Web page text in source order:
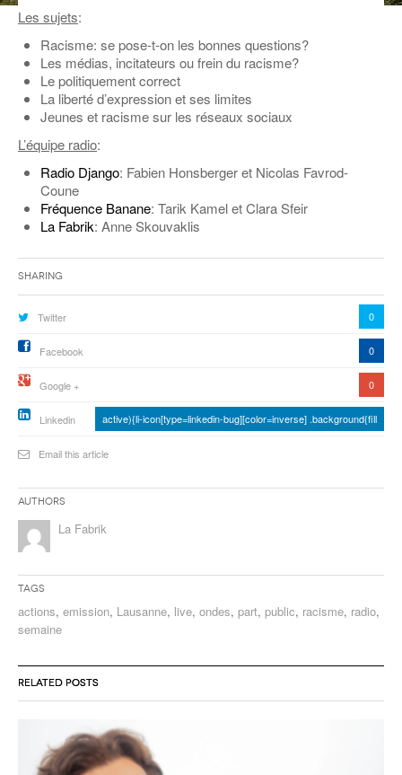
Les sujets:
Racisme: se pose-t-on les bonnes questions?
Les médias, incitateurs ou frein du racisme?
Le politiquement correct
La liberté d’expression et ses limites
Jeunes et racisme sur les réseaux sociaux
L’équipe radio:
Radio Django: Fabien Honsberger et Nicolas Favrod-
Coune
Fréquence Banane: Tarik Kamel et Clara Sfeir
La Fabrik: Anne Skouvaklis
Sharing
Twitter 0
Facebook 0
Google + 0
Linkedin active){li-icon[type=linkedin-bug][color=inverse] .background{fill
Email this article
Authors
La Fabrik
Tags
actions, emission, Lausanne, live, ondes, part, public, racisme, radio,
semaine
RELATED POSTS